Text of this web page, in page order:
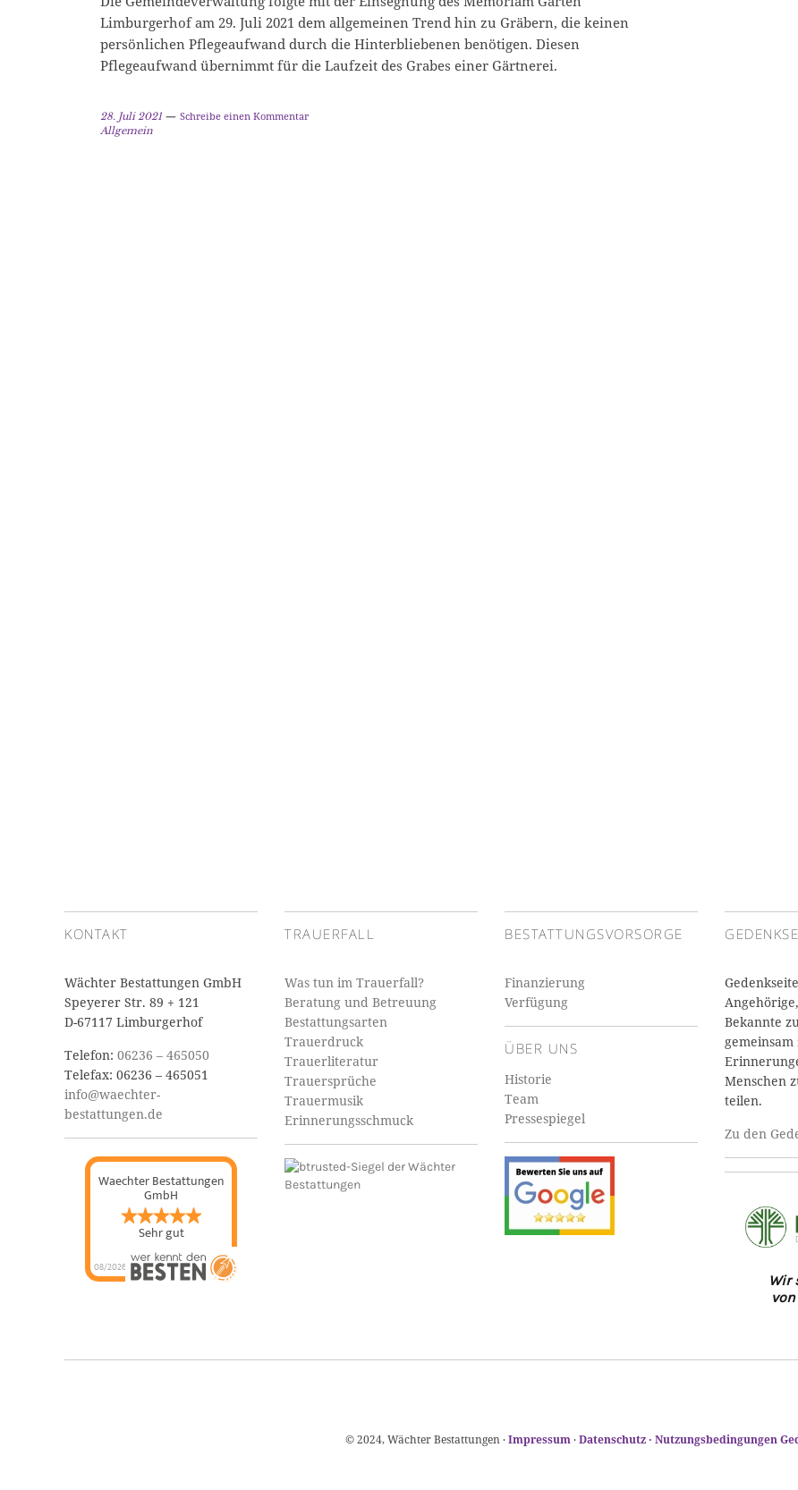
Limburgerhof am 29. Juli 2021 dem allgemeinen Trend hin zu Gräbern, die keinen
persönlichen Pflegeaufwand durch die Hinterbliebenen benötigen. Diesen
Pflegeaufwand übernimmt für die Laufzeit des Grabes einer Gärtnerei.
28. Juli 2021 Schreibe einen Kommentar
Allgemein
KONTAKT
Wächter Bestattungen GmbH
Speyerer Str. 89 + 121
D-67117 Limburgerhof
Telefon: 06236 – 465050
Telefax: 06236 – 465051
info@waechter-
bestattungen.de
Waechter Bestattungen
GmbH
Sehr gut
08/2026
TRAUERFALL
Was tun im Trauerfall?
Beratung und Betreuung
Bestattungsarten
Trauerdruck
Trauerliteratur
Trauersprüche
Trauermusik
Erinnerungsschmuck
BESTATTUNGSVORSORGE
Finanzierung
Verfügung
ÜBER UNS
Historie
Team
Pressespiegel
Bekannte
Menschen
teilen.
Zu den
Wir
© 2024, Wächter Bestattungen ·Impressum·Datenschutz · Nutzungsbedingungen